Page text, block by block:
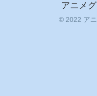
アニメ
© 2022 ア